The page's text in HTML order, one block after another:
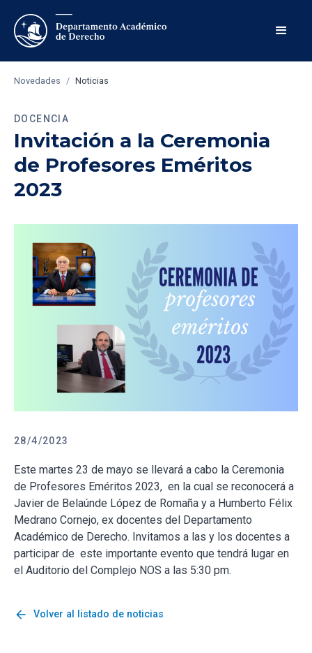
Novedades / Noticias
DOCENCIA
Invitación a la Ceremonia
de Profesores Eméritos
2023
28/4/2023
Este martes 23 de mayo se llevará a cabo la Ceremonia
de Profesores Eméritos 2023, en la cual se reconocerá a
Javier de Belaúnde López de Romaña y a Humberto Félix
Medrano Cornejo, ex docentes del Departamento
Académico de Derecho. Invitamos a las y los docentes a
participar de este importante evento que tendrá lugar en
el Auditorio del Complejo NOS a las 5:30 pm.
arrow_back Volver al listado de noticias